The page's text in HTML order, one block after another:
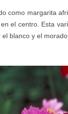
como margarita
el centro. Esta
blanco y el